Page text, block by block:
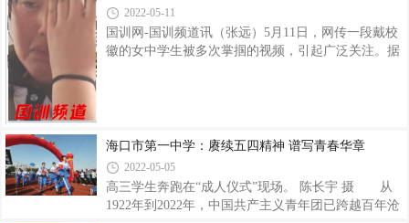
远离非法集资活动。宣传活动重点普及“什么是
属协会负责人张心阔、协会秘书长丁凡，济宁市禁毒
协会梁山办事处主任信义街、和梁山谷膳坊食品经理
程传民等爱心人士，带着衣服和食品等慰问物资，走
2022-05-11
国训网-国训频道讯（张远）5月11日，网传一段戴校
徽的女中学生被多次掌掴的视频，引起广泛关注。据
系巨野县教育主管部门核实信息，据该局一位李姓工
作人员称，局里已注意到该事件，目前正积极调查、
处理中。作者│张远 来源│国训网-国训频道 执编│张
心阔 主编│孙廷友 编审│杜宏伟 张涛 总编审│张振民
通联│aiguojiaoyu@qq.com
海口市第一中学：赓续五四精神 谱写青春华章
2022-05-05
高三学生奔跑在“成人仪式”现场。 陈长宇 摄 从
1922年到2022年，中国共产主义青年团已跨越百年沧